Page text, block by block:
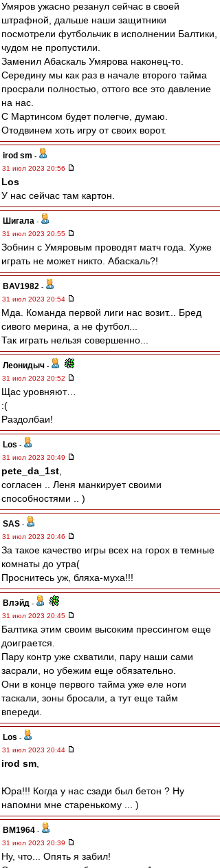
Умяров ужасно резанул сейчас в своей
штрафной, дальше наши защитники
посмотрели футбольчик в исполнении Балтики,
чудом не пропустили.
Заменил Абаскаль Умярова наконец-то.
Середину мы как раз в начале второго тайма
просрали полностью, оттого все это давление
на нас.
С Мартинсом будет полегче, думаю.
Отодвинем хоть игру от своих ворот.
irod sm -
31 июл 2023 20:56
Los
У нас сейчас там картон.
Шигала -
31 июл 2023 20:55
Зобнин с Умяровым проводят матч года. Хуже
играть не может никто. Абаскаль?!
BAV1982 -
31 июл 2023 20:54
Мда. Команда первой лиги нас возит... Бред
сивого мерина, а не футбол...
Так играть нельзя совершенно...
Леонидыч -
31 июл 2023 20:52
Щас уровняют…
:(
Раздолбаи!
Los -
31 июл 2023 20:49
pete_da_1st
согласен .. Леня манкирует своими
способностями .. )
SAS -
31 июл 2023 20:46
За такое качество игры всех на горох в темные
комнаты до утра(
Проснитесь уж, бляха-муха!!!
Влэйд -
31 июл 2023 20:45
Балтика этим своим высоким прессингом еще
доиграется.
Пару контр уже схватили, пару наши сами
засрали, но убежим еще обязательно.
Они в конце первого тайма уже еле ноги
таскали, зоны бросали, а тут еще тайм
впереди.
Los -
31 июл 2023 20:44
irod sm
Юра!!! Когда у нас сзади был бетон ? Ну
напомни мне старенькому ... )
BM1964 -
31 июл 2023 20:39
Ну, что... Опять я забил!